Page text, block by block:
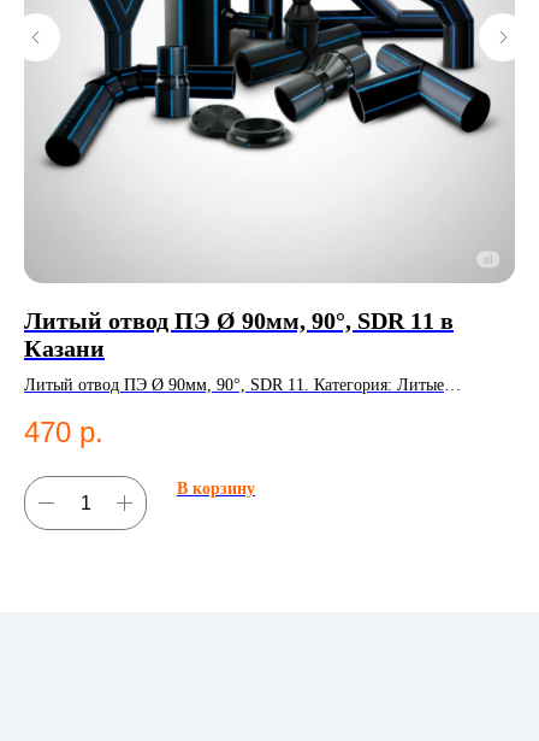
Литый отвод ПЭ Ø 90мм, 90°, SDR 11 в
Казани
Литый отвод ПЭ Ø 90мм, 90°, SDR 11. Категория: Литые
470 р.
В корзину